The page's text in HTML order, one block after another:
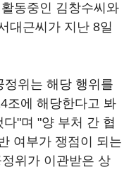
동중인 김창수씨와
대근씨가 지난 8일
정위는 해당 행위를
조에 해당한다고 봐
"며 "양 부처 간 협
여부가 쟁점이 되는
위가 이관받은 상